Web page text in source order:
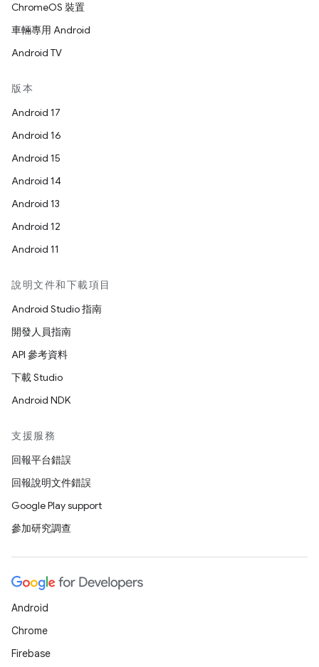
ChromeOS 裝置
車輛專用 Android
Android TV
版本
Android 17
Android 16
Android 15
Android 14
Android 13
Android 12
Android 11
說明文件和下載項目
Android Studio 指南
開發人員指南
API 參考資料
下載 Studio
Android NDK
支援服務
回報平台錯誤
回報說明文件錯誤
Google Play support
參加研究調查
Android
Chrome
Firebase